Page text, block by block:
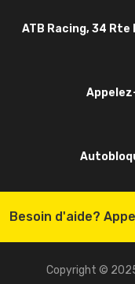
ATB Racing, 34
Besoin d'aide?
Copyright ©